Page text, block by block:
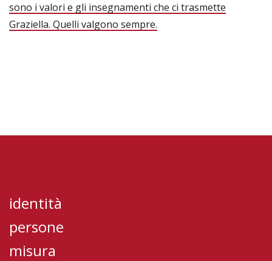
sono i valori e gli insegnamenti che ci trasmette
Graziella. Quelli valgono sempre.
identità
persone
misura